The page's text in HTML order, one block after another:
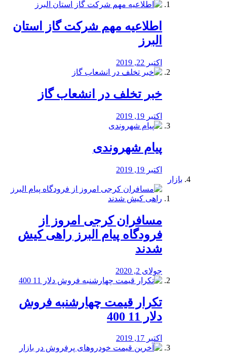
️اطلاعیه مهم شرکت گاز استان
البرز
اکتبر 22, 2019
خبر تخلف در انشعاب گاز
اکتبر 19, 2019
پیام شهروندی
اکتبر 19, 2019
بازار
مسافران کرجی امروز از
فرودگاه پیام البرز راهی کیش
شدند
جولای 2, 2020
تکرار قیمت چهارشنبه فروش
دلار 11 400
اکتبر 17, 2019